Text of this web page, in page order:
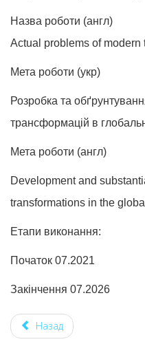
Назва роботи (англ)
Actual problems of modern
Мета роботи (укр)
Розробка та
трансформацій в
Мета роботи (англ)
Development and
transformations in the
Етапи виконання:
Початок 07.2021
Закінчення 07.2026
Назад